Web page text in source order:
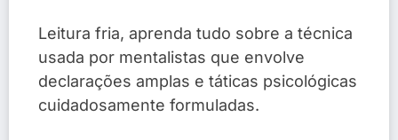
Leitura fria, aprenda tudo sobre a técnica
usada por mentalistas que envolve
declarações amplas e táticas psicológicas
cuidadosamente formuladas.